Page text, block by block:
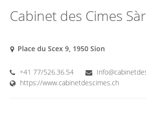
Cabinet des Cimes
Place du Scex 9, 1950 Sion
+41 77/526.36.54
https://www.cabinetdescimes.ch